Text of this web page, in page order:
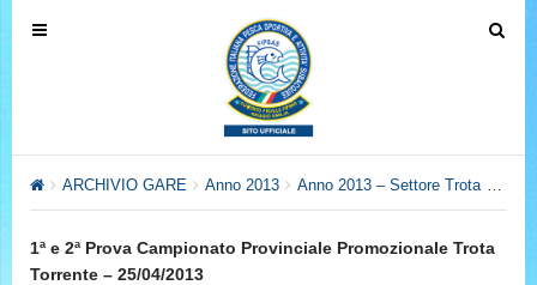
T
v
T
v
ARCHIVIO GARE Anno 2013 Anno 2013 – Settore Trota 1ª e
1ª e 2ª Prova Campionato Provinciale Promozionale Trota
Torrente – 25/04/2013